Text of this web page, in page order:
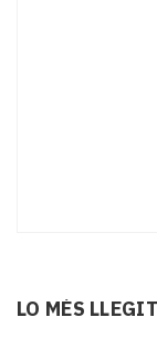
LO MÉS LLEGIT